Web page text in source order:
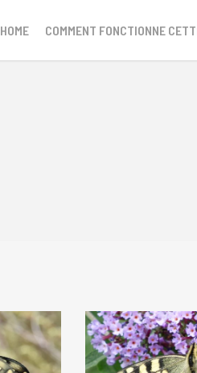
HOME COMMENT FONCTIONNE